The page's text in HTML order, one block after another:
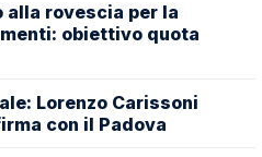
alla rovescia per la
obiettivo quota
Lorenzo Carissoni
con il Padova